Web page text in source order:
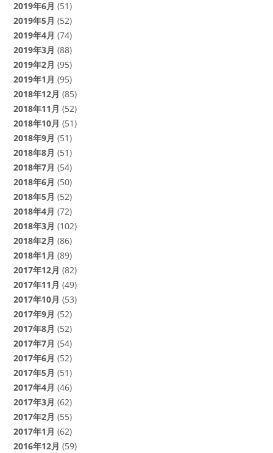
2019年6月 (51)
2019年5月 (52)
2019年4月 (74)
2019年3月 (88)
2019年2月 (95)
2019年1月 (95)
2018年12月 (85)
2018年11月 (52)
2018年10月 (51)
2018年9月 (51)
2018年8月 (51)
2018年7月 (54)
2018年6月 (50)
2018年5月 (52)
2018年4月 (72)
2018年3月 (102)
2018年2月 (86)
2018年1月 (89)
2017年12月 (82)
2017年11月 (49)
2017年10月 (53)
2017年9月 (52)
2017年8月 (52)
2017年7月 (54)
2017年6月 (52)
2017年5月 (51)
2017年4月 (46)
2017年3月 (62)
2017年2月 (55)
2017年1月 (62)
2016年12月 (59)